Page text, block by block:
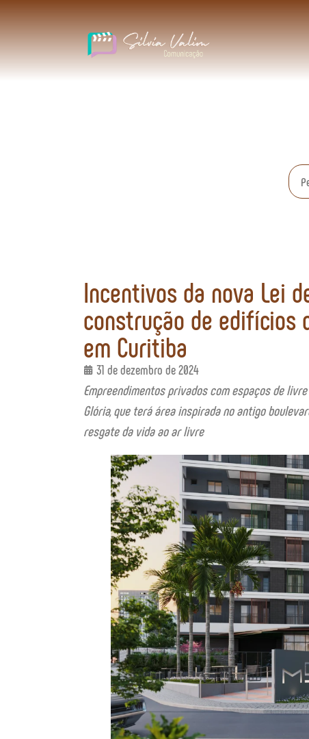
Incentivos da nova Lei
construção de edifícios
em Curitiba
31 de dezembro de 2024
Empreendimentos privados com espaços de
Glória, que terá área inspirada no antigo
resgate da vida ao ar livre